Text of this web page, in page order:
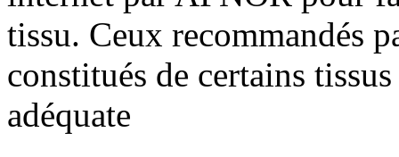
tissu. Ceux recommandés
constitués de certains
adéquate